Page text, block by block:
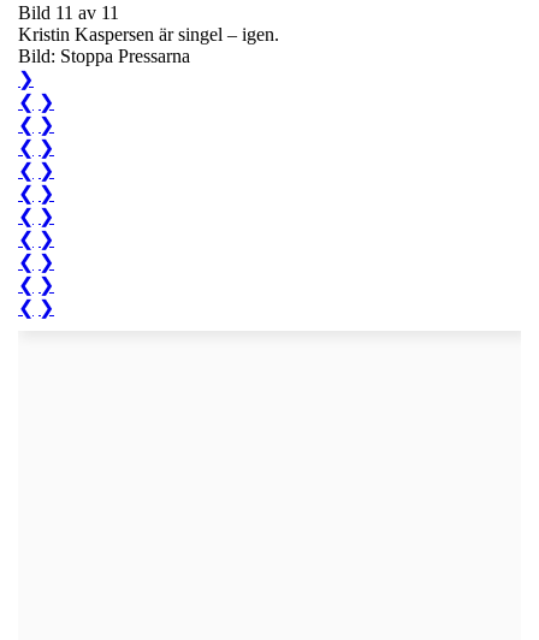
Bild 11 av 11
Kristin Kaspersen är singel – igen.
Bild: Stoppa Pressarna
❯
❮ ❯
❮ ❯
❮ ❯
❮ ❯
❮ ❯
❮ ❯
❮ ❯
❮ ❯
❮ ❯
❮ ❯